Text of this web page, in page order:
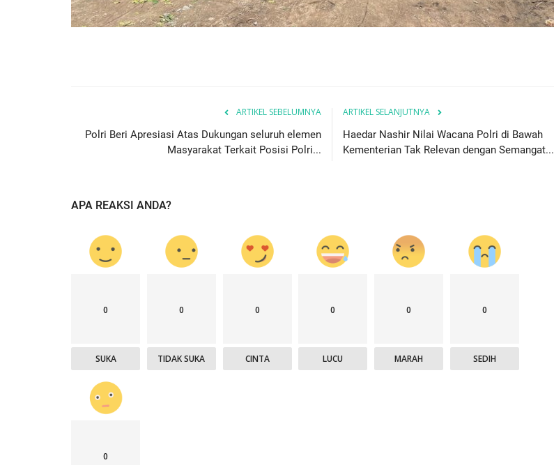
ARTIKEL SEBELUMNYA
Polri Beri Apresiasi Atas Dukungan seluruh elemen
Masyarakat Terkait Posisi Polri...
ARTIKEL SELANJUTNYA
Haedar Nashir Nilai Wacana Polri di Bawah
Kementerian Tak Relevan dengan Semangat...
APA REAKSI ANDA?
0
SUKA
0
TIDAK SUKA
0
CINTA
0
LUCU
0
MARAH
0
SEDIH
0